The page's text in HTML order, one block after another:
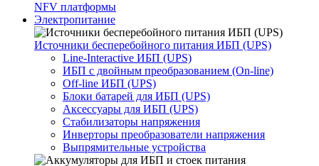
NFV платформы
Электропитание
Источники бесперебойного питания ИБП (UPS)
Line-Interactive ИБП (UPS)
ИБП с двойным преобразованием (On-line)
Off-line ИБП (UPS)
Блоки батарей для ИБП (UPS)
Аксессуары для ИБП (UPS)
Стабилизаторы напряжения
Инверторы преобразователи напряжения
Выпрямительные устройства